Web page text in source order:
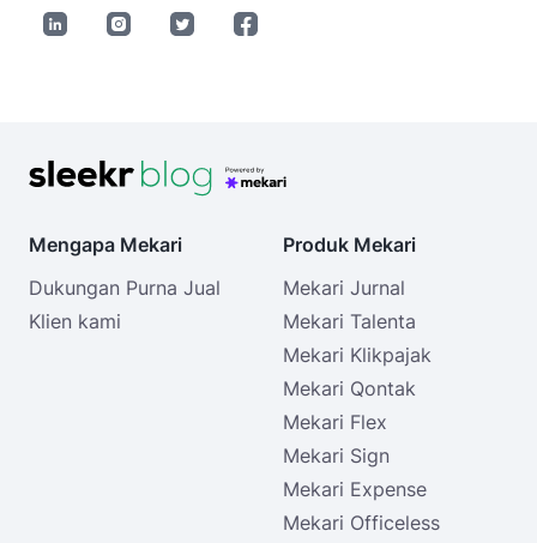
Mengapa Mekari
Dukungan Purna Jual
Klien kami
Produk Mekari
Mekari Jurnal
Mekari Talenta
Mekari Klikpajak
Mekari Qontak
Mekari Flex
Mekari Sign
Mekari Expense
Mekari Officeless